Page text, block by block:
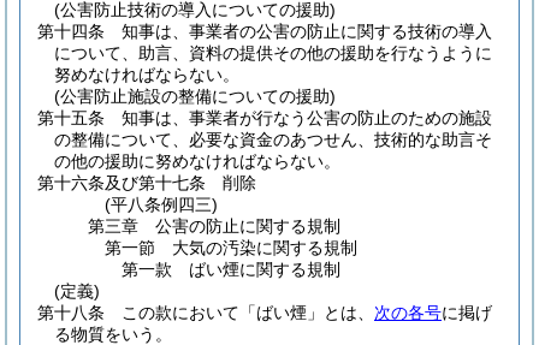
(公害防止技術の導入についての援助)
第十四条
知事は、事業者の公害の防止に関する技術の導入
について、助言、資料の提供その他の援助を行なうように
努めなければならない。
(公害防止施設の整備についての援助)
第十五条
知事は、事業者が行なう公害の防止のための施設
の整備について、必要な資金のあつせん、技術的な助言そ
の他の援助に努めなければならない。
第十六条及び第十七条
削除
(平八条例四三)
第三章
公害の防止に関する規制
第一節
大気の汚染に関する規制
第一款
ばい煙に関する規制
(定義)
第十八条
この款において「ばい煙」とは、 次の各号に掲げ
る物質をいう。